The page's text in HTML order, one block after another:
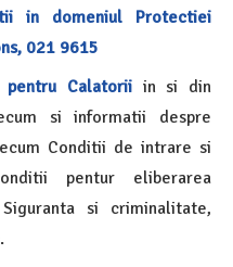
in domeniul Protectiei
021 9615
Calatoriiin si din
si informatii despre
Conditii de intrare si
pentur eliberarea
si criminalitate,